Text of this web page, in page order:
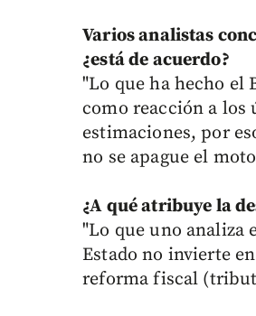
Varios analistas
¿está de acuerdo?
"Lo que ha hecho el
como reacción a los
estimaciones, por
no se apague el
¿A qué atribuye la
"Lo que uno analiza
Estado no invierte
reforma fiscal